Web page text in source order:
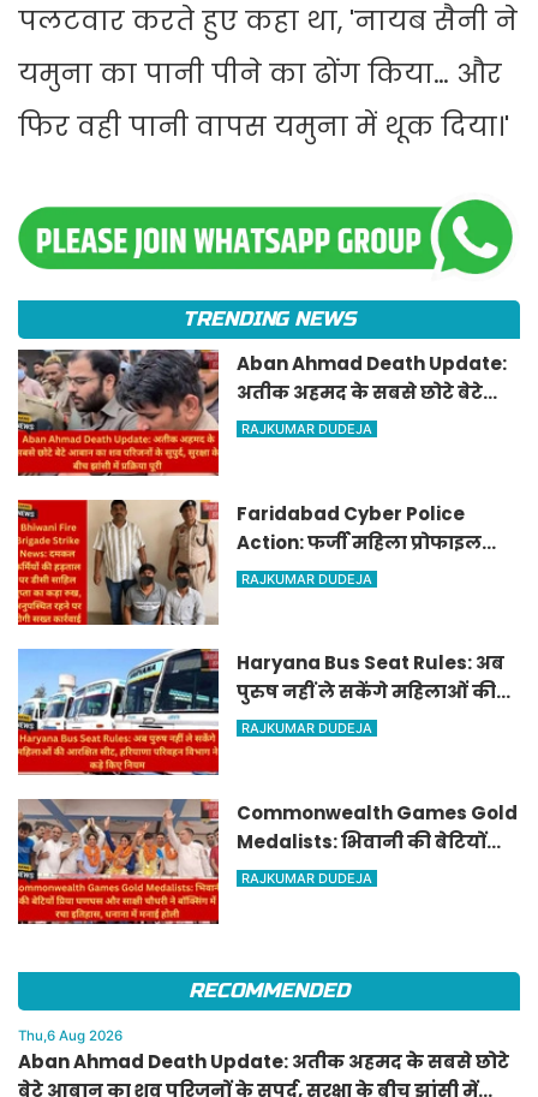
पलटवार करते हुए कहा था, 'नायब सैनी ने
यमुना का पानी पीने का ढोंग किया… और
फिर वही पानी वापस यमुना में थूक दिया।'
TRENDING NEWS
Aban Ahmad Death Update:
अतीक अहमद के सबसे छोटे बेटे
आबान का शव परिजनों के सुपुर्द,
RAJKUMAR DUDEJA
Faridabad Cyber Police
Action: फर्जी महिला प्रोफाइल
बनाकर ठगी करने वाले गैंग का
RAJKUMAR DUDEJA
Haryana Bus Seat Rules: अब
पुरुष नहीं ले सकेंगे महिलाओं की
आरक्षित सीट, हरियाणा परिवहन
RAJKUMAR DUDEJA
Commonwealth Games Gold
Medalists: भिवानी की बेटियों
प्रिया घणघस और साक्षी चौधरी ने
RAJKUMAR DUDEJA
RECOMMENDED
Thu,6 Aug 2026
Aban Ahmad Death Update: अतीक अहमद के सबसे छोटे
बेटे आबान का शव परिजनों के सुपुर्द, सुरक्षा के बीच झांसी में